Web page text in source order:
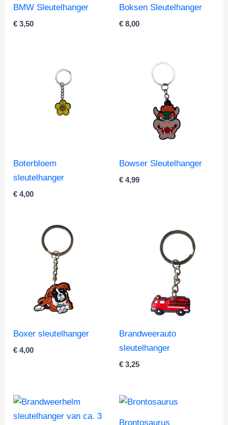
BMW Sleutelhanger
€ 3,50
Boksen Sleutelhanger
€ 8,00
Boterbloem
sleutelhanger
€ 4,00
Bowser Sleutelhanger
€ 4,99
Boxer sleutelhanger
€ 4,00
Brandweerauto
sleutelhanger
€ 3,25
Brontosaurus